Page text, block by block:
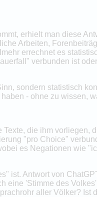
erhielt man diese
Arbeiten,
errechnet es
verbunden ist
sondern statistisch
- ohne zu wissen,
die ihm vorliegen,
"pro Choice"
es Negationen wie
ist. Antwort von
'Stimme des
aller Völker? Ist